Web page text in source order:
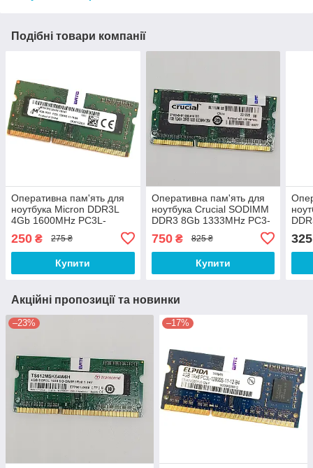
Подібні товари компанії
Оперативна пам'ять для
ноутбука Micron DDR3L
4Gb 1600MHz PC3L-
(MT8KTF51264HZ-1G6N1)
Б/В
250 ₴ 275 ₴
Купити
Оперативна пам'ять для
ноутбука Crucial SODIMM
DDR3 8Gb 1333MHz PC3-
(CT102464BF1339.M16FDD)
Б/В
750₴ 825 ₴
Купити
Б/В
325
Акційні пропозиції та новинки
–23% –17%